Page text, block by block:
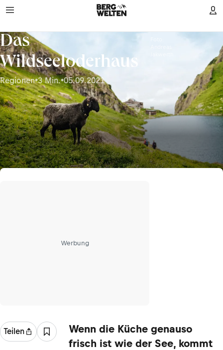
Das
Wildseeloderhaus
Regionen•3 Min.•05.09.2021
Werbung
Teilen
Wenn die Küche genauso
frisch ist wie der See, kommt